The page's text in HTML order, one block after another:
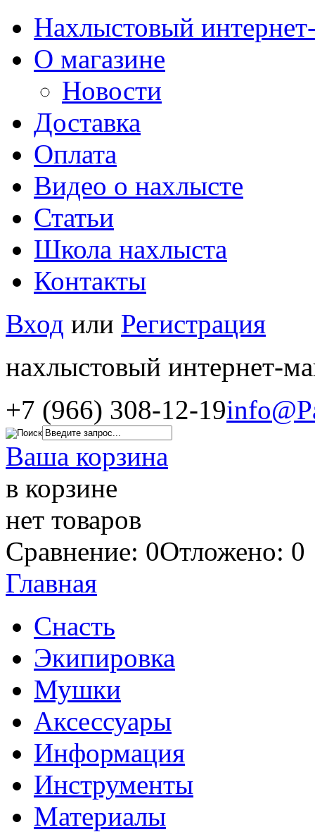
Нахлыстовый
О магазине
Новости
Доставка
Оплата
Видео о нахлысте
Статьи
Школа нахлыста
Контакты
Вход или Регистрация
нахлыстовый интернет-
+7 (966) 308-12-19
Ваша корзина
в корзине
нет товаров
Сравнение: 0Отложено: 0
Главная
Снасть
Экипировка
Мушки
Аксессуары
Информация
Инструменты
Материалы